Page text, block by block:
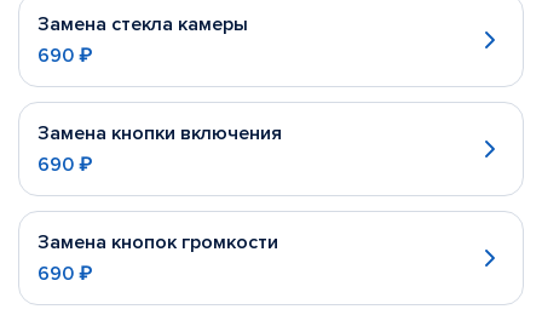
Замена стекла камеры
690 ₽
Замена кнопки включения
690 ₽
Замена кнопок громкости
690 ₽